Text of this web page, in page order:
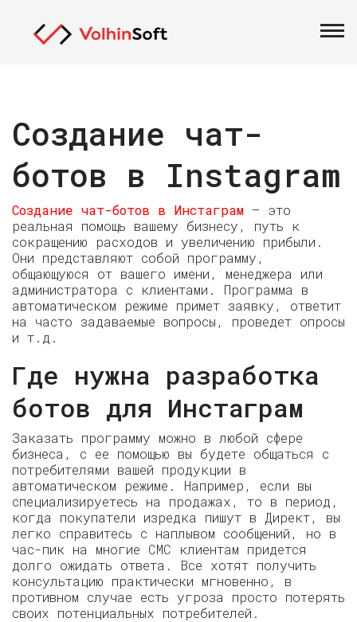
Создание чат-
ботов в Instagram
Создание чат-ботов в Инстаграм — это
реальная помощь вашему бизнесу, путь к
сокращению расходов и увеличению прибыли.
Они представляют собой программу,
общающуюся от вашего имени, менеджера или
администратора с клиентами. Программа в
автоматическом режиме примет заявку, ответит
на часто задаваемые вопросы, проведет опросы
и т.д.
Где нужна разработка
ботов для Инстаграм
Заказать программу можно в любой сфере
бизнеса, с ее помощью вы будете общаться с
потребителями вашей продукции в
автоматическом режиме. Например, если вы
специализируетесь на продажах, то в период,
когда покупатели изредка пишут в Директ, вы
легко справитесь с наплывом сообщений, но в
час-пик на многие СМС клиентам придется
долго ожидать ответа. Все хотят получить
консультацию практически мгновенно, в
противном случае есть угроза просто потерять
своих потенциальных потребителей.